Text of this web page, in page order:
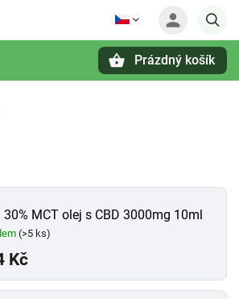
Prázdný košík
30% MCT olej s CBD 3000mg 10ml
(>5 ks)
Kč